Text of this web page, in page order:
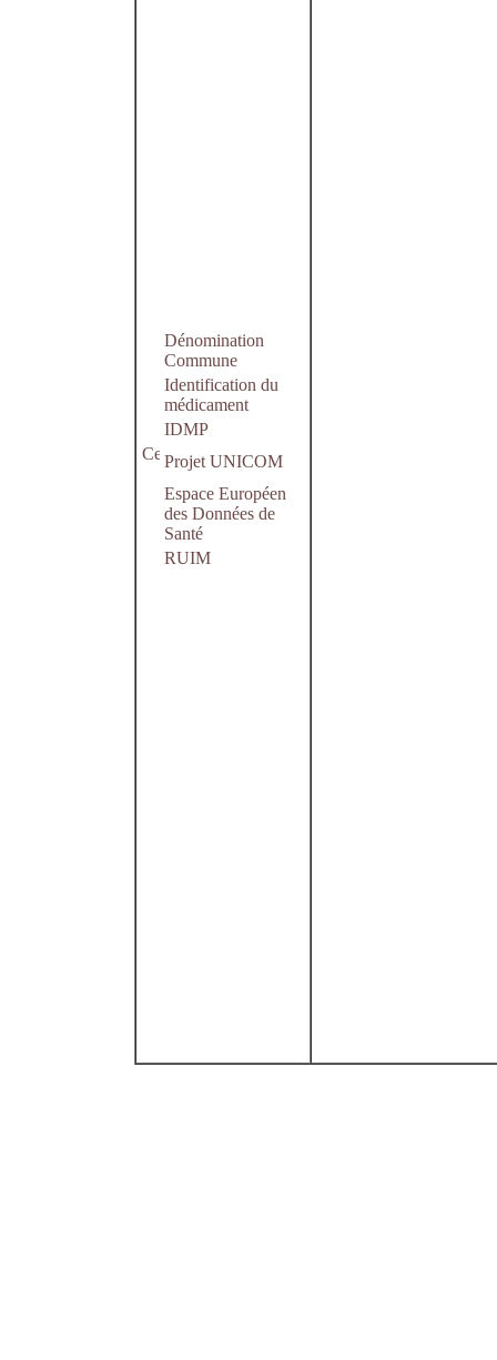
Dénomination
Commune
Identification du
médicament
IDMP
Projet UNICOM
Espace Européen
des Données de
Santé
RUIM